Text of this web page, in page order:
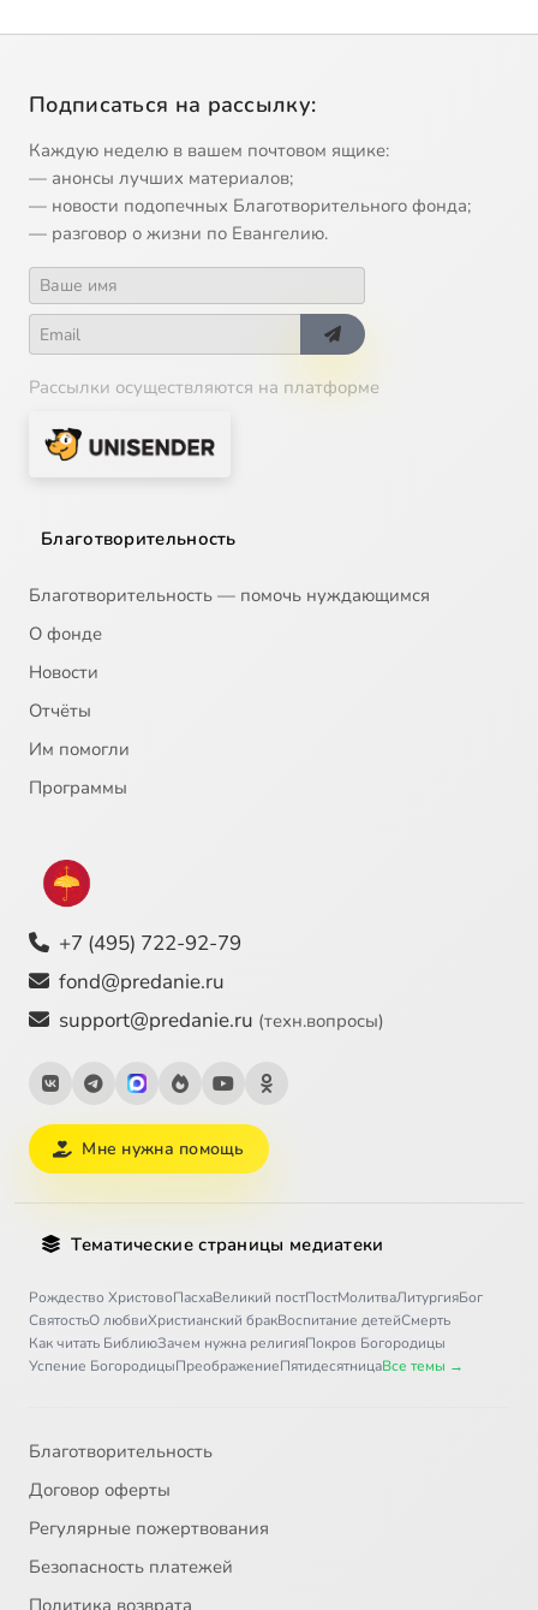
Подписаться на рассылку:
Каждую неделю в вашем почтовом ящике:
— анонсы лучших материалов;
— новости подопечных Благотворительного фонда;
— разговор о жизни по Евангелию.
Рассылки осуществляются на платформе
Благотворительность
Благотворительность — помочь нуждающимся
О фонде
Новости
Отчёты
Им помогли
Программы
+7 (495) 722-92-79
fond@predanie.ru
support@predanie.ru (техн.вопросы)
Мне нужна помощь
Тематические страницы медиатеки
Рождество ХристовоПасхаВеликий постПостМолитваЛитургияБог
СвятостьО любвиХристианский бракВоспитание детейСмерть
Как читать БиблиюЗачем нужна религияПокров Богородицы
Успение БогородицыПреображениеПятидесятницаВсе темы →
Благотворительность
Договор оферты
Регулярные пожертвования
Безопасность платежей